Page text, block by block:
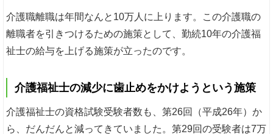
介護職離職は年間なんと10万人に上ります。この介護職の
離職者を引きつけるための施策として、勤続10年の介護福
祉士の給与を上げる施策が立ったのです。
介護福祉士の減少に歯止めをかけようという施策
介護福祉士の資格試験受験者数も、第26回（平成26年）か
ら、だんだんと減ってきていました。第29回の受験者は7万